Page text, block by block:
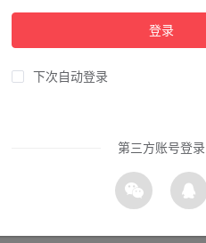
登录
下次自动登录
第三方账号登录